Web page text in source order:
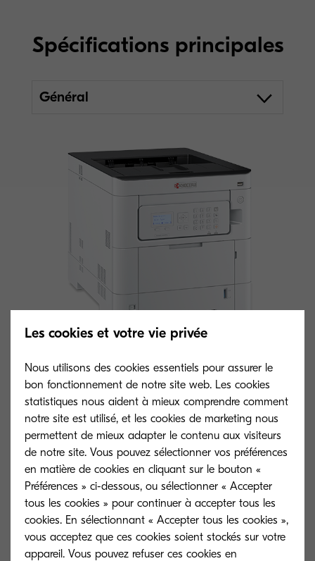
Spécifications principales
Général
Type général
Imprimante couleur A4
Vitesse d’impression
jusqu’à 35 pages A4 par minute (couleur
et N&B); vitesse recto/verso 15 ppm A4
Temps de préchauffage
Les cookies et votre vie privée
Nous utilisons des cookies essentiels pour assurer le
bon fonctionnement de notre site web. Les cookies
statistiques nous aident à mieux comprendre comment
notre site est utilisé, et les cookies de marketing nous
permettent de mieux adapter le contenu aux visiteurs
de notre site. Vous pouvez sélectionner vos préférences
en matière de cookies en cliquant sur le bouton «
Préférences » ci-dessous, ou sélectionner « Accepter
tous les cookies » pour continuer à accepter tous les
cookies. En sélectionnant « Accepter tous les cookies »,
vous acceptez que ces cookies soient stockés sur votre
appareil. Vous pouvez refuser ces cookies en